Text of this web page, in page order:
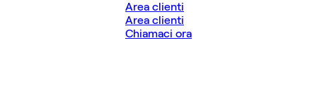
Area clienti
Area clienti
Chiamaci ora